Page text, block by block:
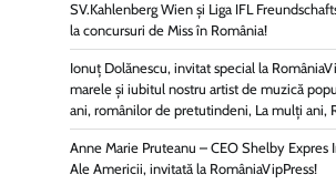
SV.Kahlenberg Wien şi Liga IFL
la concursuri de Miss în România!
Ionuț Dolănescu, invitat special la
marele și iubitul nostru artist de muzică
ani, românilor de pretutindeni, La mulți ani,
Anne Marie Pruteanu – CEO Shelby Expres
Ale Americii, invitată la RomâniaVipPress!